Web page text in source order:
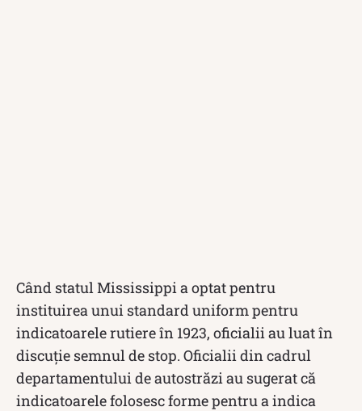
Când statul Mississippi a optat pentru
instituirea unui standard uniform pentru
indicatoarele rutiere în 1923, oficialii au luat în
discuție semnul de stop. Oficialii din cadrul
departamentului de autostrăzi au sugerat că
indicatoarele folosesc forme pentru a indica